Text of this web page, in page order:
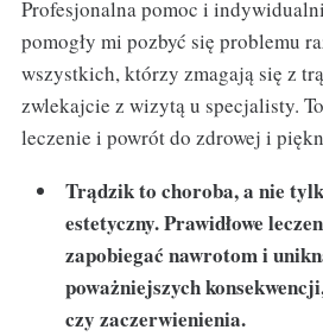
Profesjonalna pomoc i
pomogły mi pozbyć się problemu
wszystkich, którzy zmagają się z
zwlekajcie z wizytą u specjalisty.
leczenie i powrót do zdrowej i
Trądzik to choroba, a nie
estetyczny. Prawidłowe
zapobiegać nawrotom i
poważniejszych
czy zaczerwienienia.